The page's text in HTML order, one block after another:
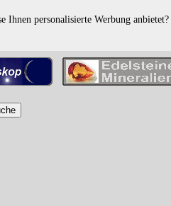
Ihnen personalisierte Werbung anbietet?